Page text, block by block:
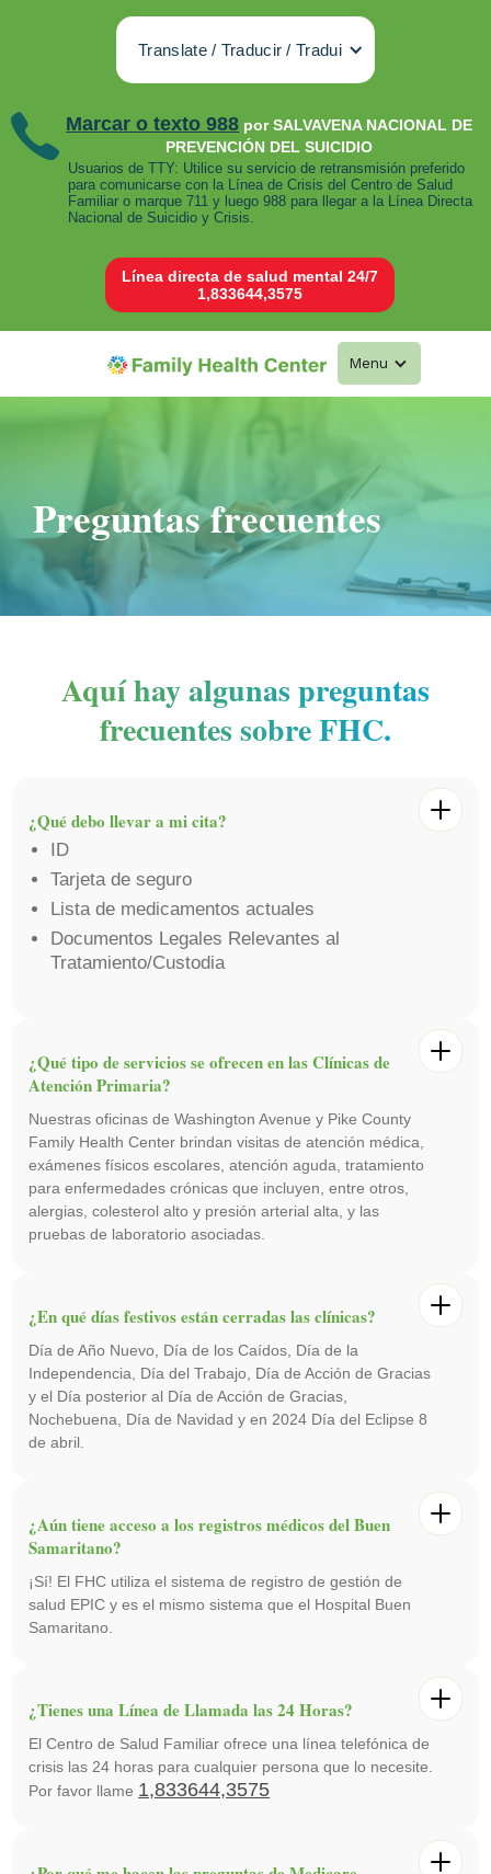
Translate / Traducir / Tradui
Marcar o texto 988 por SALVAVENA NACIONAL DE
PREVENCIÓN DEL SUICIDIO
Usuarios de TTY: Utilice su servicio de retransmisión preferido
para comunicarse con la Línea de Crisis del Centro de Salud
Familiar o marque 711 y luego 988 para llegar a la Línea Directa
Nacional de Suicidio y Crisis.
Línea directa de salud mental 24/7
1,833644,3575
Menu
Preguntas frecuentes
Aquí hay algunas preguntas
frecuentes sobre FHC.
¿Qué debo llevar a mi cita?
ID
Tarjeta de seguro
Lista de medicamentos actuales
Documentos Legales Relevantes al
Tratamiento/Custodia
¿Qué tipo de servicios se ofrecen en las Clínicas de
Atención Primaria?
Nuestras oficinas de Washington Avenue y Pike County
Family Health Center brindan visitas de atención médica,
exámenes físicos escolares, atención aguda, tratamiento
para enfermedades crónicas que incluyen, entre otros,
alergias, colesterol alto y presión arterial alta, y las
pruebas de laboratorio asociadas.
¿En qué días festivos están cerradas las clínicas?
Día de Año Nuevo, Día de los Caídos, Día de la
Independencia, Día del Trabajo, Día de Acción de Gracias
y el Día posterior al Día de Acción de Gracias,
Nochebuena, Día de Navidad y en 2024 Día del Eclipse 8
de abril.
¿Aún tiene acceso a los registros médicos del Buen
Samaritano?
¡Sí! El FHC utiliza el sistema de registro de gestión de
salud EPIC y es el mismo sistema que el Hospital Buen
Samaritano.
¿Tienes una Línea de Llamada las 24 Horas?
El Centro de Salud Familiar ofrece una línea telefónica de
crisis las 24 horas para cualquier persona que lo necesite.
Por favor llame 1,833644,3575